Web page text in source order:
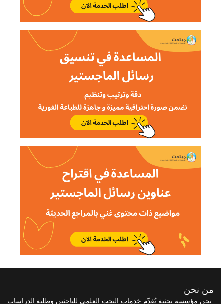
من نحن
نحن مؤسسة بحثية تُقدّم خدمات البحث العلمي للباحثين وطلبة الدراسات